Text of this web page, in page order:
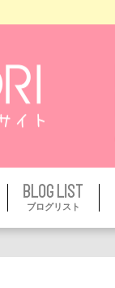
ブログリスト